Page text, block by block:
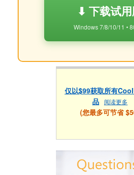
⬇ 下载试
Windows 7/8/10/11 •
仅以$99获取所有
品 阅读更多
(您最多可节省